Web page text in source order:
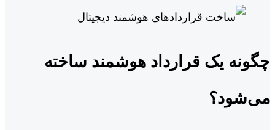
چگونه یک قرارداد هوشمند ساخته
می‌شود؟